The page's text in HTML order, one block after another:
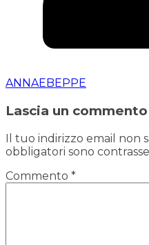
ANNAEBEPPE
Lascia un commento
Il tuo indirizzo email non
obbligatori sono
Commento *